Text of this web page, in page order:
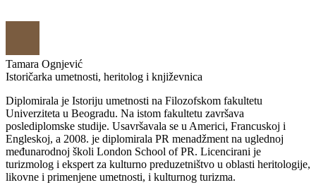
Tamara Ognjević
Istoričarka umetnosti, heritolog i književnica
Diplomirala je Istoriju umetnosti na Filozofskom fakultetu
Univerziteta u Beogradu. Na istom fakultetu završava
poslediplomske studije. Usavršavala se u Americi, Francuskoj i
Engleskoj, a 2008. je diplomirala PR menadžment na uglednoj
međunarodnoj školi London School of PR. Licencirani je
turizmolog i ekspert za kulturno preduzetništvo u oblasti heritologije,
likovne i primenjene umetnosti, i kulturnog turizma.